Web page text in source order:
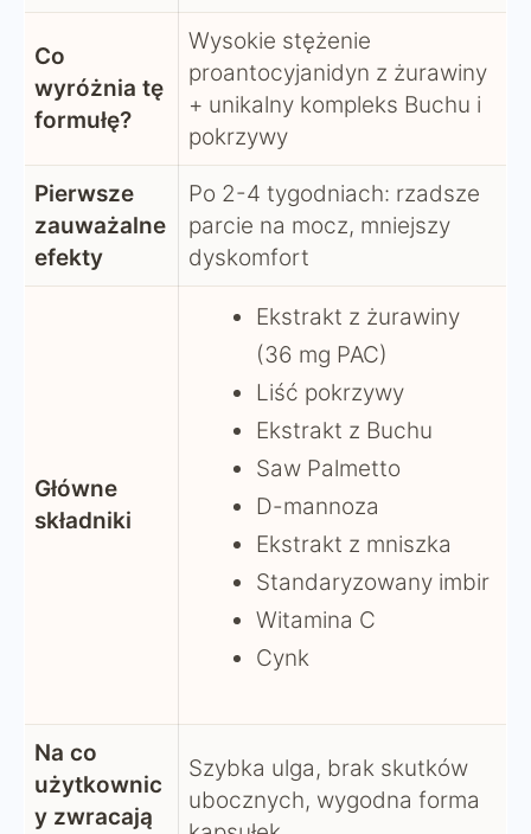
Co
wyróżnia tę
formułę?
Wysokie stężenie
proantocyjanidyn z żurawiny
+ unikalny kompleks Buchu i
pokrzywy
Pierwsze
zauważalne
efekty
Po 2-4 tygodniach: rzadsze
parcie na mocz, mniejszy
dyskomfort
Główne
składniki
Ekstrakt z żurawiny
(36 mg PAC)
Liść pokrzywy
Ekstrakt z Buchu
Saw Palmetto
D-mannoza
Ekstrakt z mniszka
Standaryzowany imbir
Witamina C
Cynk
Na co
użytkownic
y zwracają
Szybka ulga, brak skutków
ubocznych, wygodna forma